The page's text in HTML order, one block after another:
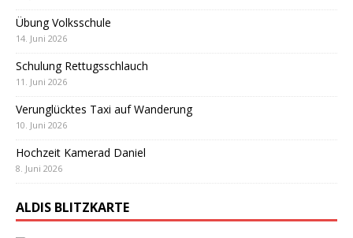
Übung Volksschule
14. Juni 2026
Schulung Rettugsschlauch
11. Juni 2026
Verunglücktes Taxi auf Wanderung
10. Juni 2026
Hochzeit Kamerad Daniel
8. Juni 2026
ALDIS BLITZKARTE